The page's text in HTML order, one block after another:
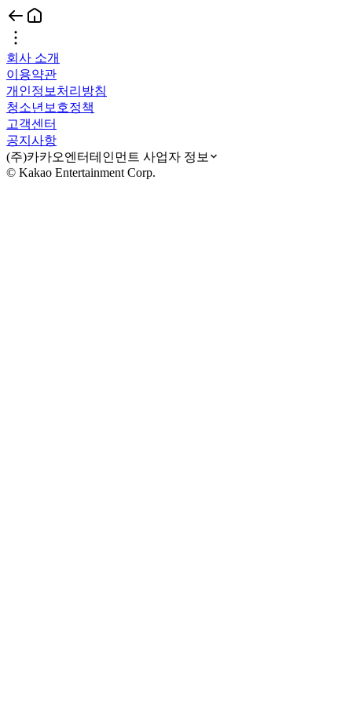
회사 소개
이용약관
개인정보처리방침
청소년보호정책
고객센터
공지사항
(주)카카오엔터테인먼트 사업자 정보
© Kakao Entertainment Corp.